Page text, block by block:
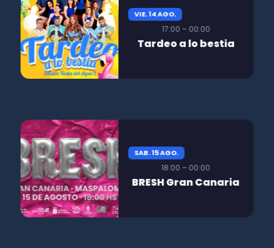
VIE. 14 AGO.
17:00 – 00:00
Tardeo a lo bestia
SAB. 15 AGO.
18:00 – 00:00
BRESH Gran Canaria